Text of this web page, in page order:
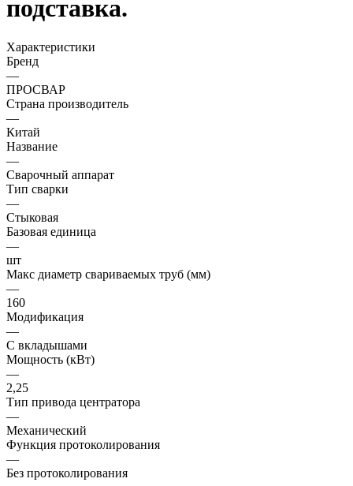
подставка.
Характеристики
Бренд
—
ПРОСВАР
Страна производитель
—
Китай
Название
—
Сварочный аппарат
Тип сварки
—
Стыковая
Базовая единица
—
шт
Макс диаметр свариваемых труб (мм)
—
160
Модификация
—
С вкладышами
Мощность (кВт)
—
2,25
Тип привода центратора
—
Механический
Функция протоколирования
—
Без протоколирования